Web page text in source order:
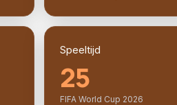
Speeltijd
25
FIFA World Cup 2026